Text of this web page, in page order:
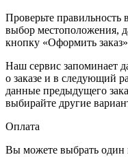
Проверьте правильность
выбор местоположения,
кнопку «Оформить
Наш сервис запоминает
о заказе и в следующий
данные предыдущего
выбирайте другие
Оплата
Вы можете выбрать один